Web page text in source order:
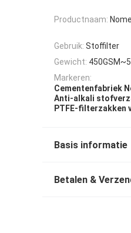
Productnaam:
Gebruik: Stoffilter
Gewicht:
Markeren:
Cementenfabriek
Anti-alkali
PTFE-filterzakken
Basis informatie
Betalen &